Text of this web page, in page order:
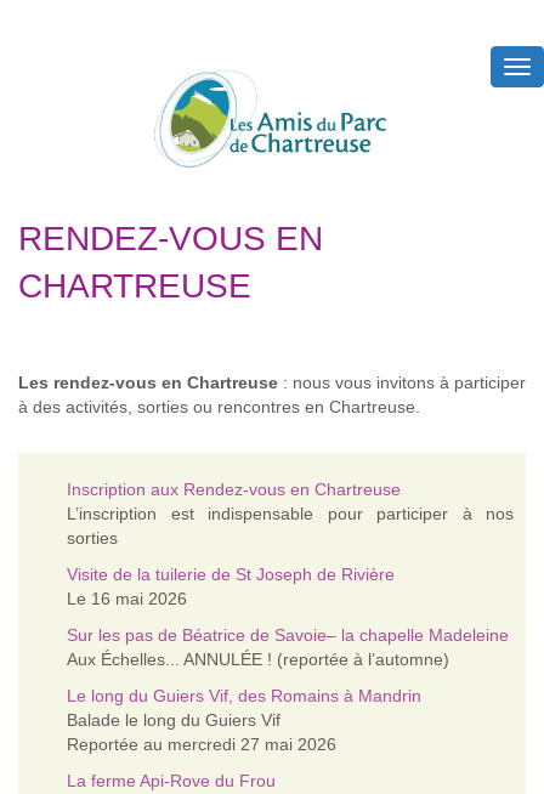
RENDEZ-VOUS EN
CHARTREUSE
Les rendez-vous en Chartreuse : nous vous invitons à participer
à des activités, sorties ou rencontres en Chartreuse.
Inscription aux Rendez-vous en Chartreuse
L’inscription est indispensable pour participer à nos
sorties
Visite de la tuilerie de St Joseph de Rivière
Le 16 mai 2026
Sur les pas de Béatrice de Savoie– la chapelle Madeleine
Aux Échelles... ANNULÉE ! (reportée à l’automne)
Le long du Guiers Vif, des Romains à Mandrin
Balade le long du Guiers Vif
Reportée au mercredi 27 mai 2026
La ferme Api‑Rove du Frou